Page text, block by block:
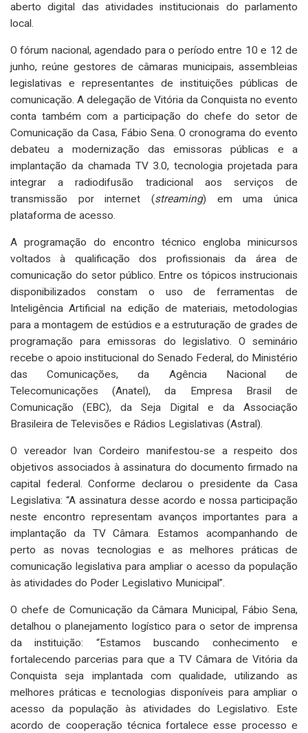
aberto digital das atividades institucionais do parlamento
local.
O fórum nacional, agendado para o período entre 10 e 12 de
junho, reúne gestores de câmaras municipais, assembleias
legislativas e representantes de instituições públicas de
comunicação. A delegação de Vitória da Conquista no evento
conta também com a participação do chefe do setor de
Comunicação da Casa, Fábio Sena. O cronograma do evento
debateu a modernização das emissoras públicas e a
implantação da chamada TV 3.0, tecnologia projetada para
integrar a radiodifusão tradicional aos serviços de
transmissão por internet (streaming) em uma única
plataforma de acesso.
A programação do encontro técnico engloba minicursos
voltados à qualificação dos profissionais da área de
comunicação do setor público. Entre os tópicos instrucionais
disponibilizados constam o uso de ferramentas de
Inteligência Artificial na edição de materiais, metodologias
para a montagem de estúdios e a estruturação de grades de
programação para emissoras do legislativo. O seminário
recebe o apoio institucional do Senado Federal, do Ministério
das Comunicações, da Agência Nacional de
Telecomunicações (Anatel), da Empresa Brasil de
Comunicação (EBC), da Seja Digital e da Associação
Brasileira de Televisões e Rádios Legislativas (Astral).
O vereador Ivan Cordeiro manifestou-se a respeito dos
objetivos associados à assinatura do documento firmado na
capital federal. Conforme declarou o presidente da Casa
Legislativa: “A assinatura desse acordo e nossa participação
neste encontro representam avanços importantes para a
implantação da TV Câmara. Estamos acompanhando de
perto as novas tecnologias e as melhores práticas de
comunicação legislativa para ampliar o acesso da população
às atividades do Poder Legislativo Municipal”.
O chefe de Comunicação da Câmara Municipal, Fábio Sena,
detalhou o planejamento logístico para o setor de imprensa
da instituição: “Estamos buscando conhecimento e
fortalecendo parcerias para que a TV Câmara de Vitória da
Conquista seja implantada com qualidade, utilizando as
melhores práticas e tecnologias disponíveis para ampliar o
acesso da população às atividades do Legislativo. Este
acordo de cooperação técnica fortalece esse processo e